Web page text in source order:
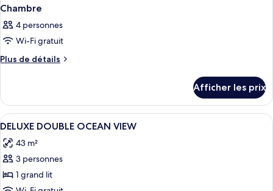
Chambre
4 personnes
Wi-Fi gratuit
Plus de détails
Plus
Chambre
Afficher les prix
Afficher
toutes
les
photos
pour
Minibar, coffre-fort, fer et planche à
8
DELUXE DOUBLE OCEAN VIEW
43 m²
3 personnes
1 grand lit